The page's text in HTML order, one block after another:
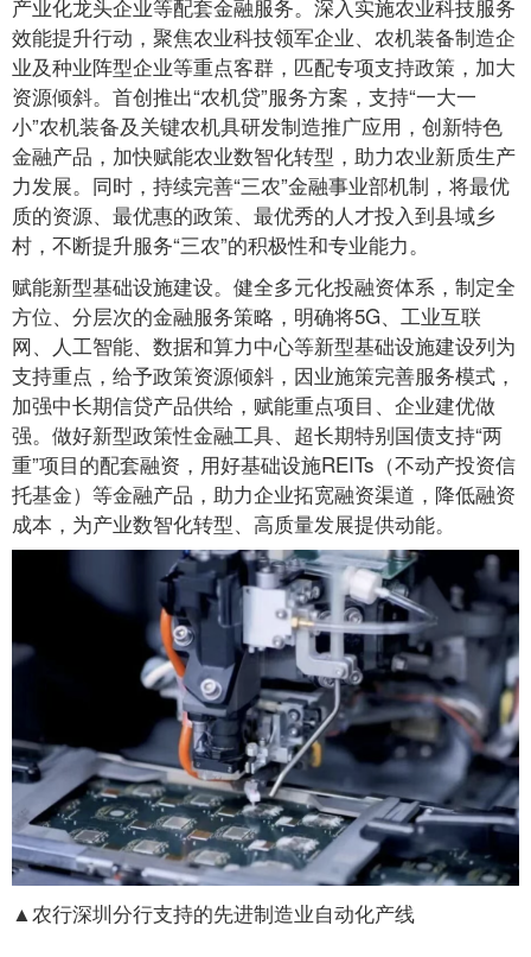
产业化龙头企业等配套金融服务。深入实施农业科技服务
效能提升行动，聚焦农业科技领军企业、农机装备制造企
业及种业阵型企业等重点客群，匹配专项支持政策，加大
资源倾斜。首创推出“农机贷”服务方案，支持“一大一
小”农机装备及关键农机具研发制造推广应用，创新特色
金融产品，加快赋能农业数智化转型，助力农业新质生产
力发展。同时，持续完善“三农”金融事业部机制，将最优
质的资源、最优惠的政策、最优秀的人才投入到县域乡
村，不断提升服务“三农”的积极性和专业能力。
赋能新型基础设施建设。健全多元化投融资体系，制定全
方位、分层次的金融服务策略，明确将5G、工业互联
网、人工智能、数据和算力中心等新型基础设施建设列为
支持重点，给予政策资源倾斜，因业施策完善服务模式，
加强中长期信贷产品供给，赋能重点项目、企业建优做
强。做好新型政策性金融工具、超长期特别国债支持“两
重”项目的配套融资，用好基础设施REITs（不动产投资信
托基金）等金融产品，助力企业拓宽融资渠道，降低融资
成本，为产业数智化转型、高质量发展提供动能。
▲农行深圳分行支持的先进制造业自动化产线